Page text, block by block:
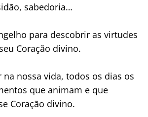
sabedoria…
para descobrir as virtudes
Coração divino.
na nossa vida, todos os dias os
que animam e que
Coração divino.